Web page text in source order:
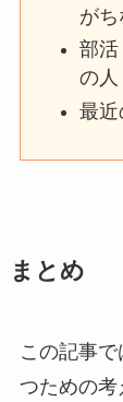
がち
部活
の人
最近
まとめ
この記事
つための考